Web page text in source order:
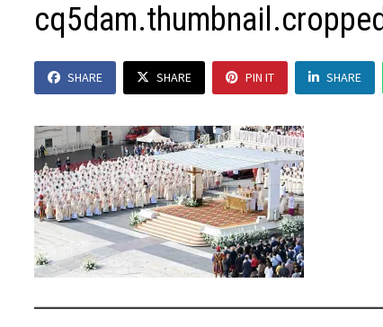
SHARE SHARE PIN IT SHARE